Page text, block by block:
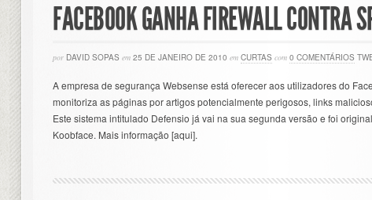
FACEBOOK GANHA FIREWALL CONTRA
por DAVID SOPAS em 25 DE JANEIRO DE 2010 em CURTAS com 0 COMENTÁRIOS
A empresa de segurança Websense está oferecer aos utilizadores do
monitoriza as páginas por artigos potencialmente perigosos, links
Este sistema intitulado Defensio já vai na sua segunda versão e foi
Koobface. Mais informação [aqui].